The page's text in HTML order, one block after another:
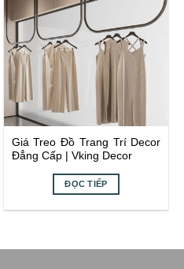
wishlist
Giá Treo Đồ Trang Trí Decor
Đẳng Cấp | Vking Decor
ĐỌC TIẾP